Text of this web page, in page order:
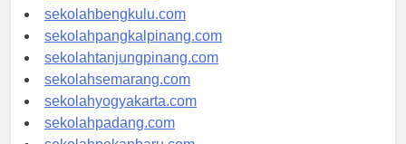
sekolahaceh.com
sekolahbengkulu.com
sekolahpangkalpinang.com
sekolahtanjungpinang.com
sekolahsemarang.com
sekolahyogyakarta.com
sekolahpadang.com